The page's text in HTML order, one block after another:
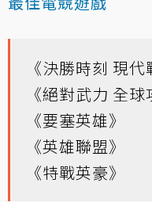
《決勝時刻 現代
《絕對武力 全球
《要塞英雄》
《英雄聯盟》
《特戰英豪》